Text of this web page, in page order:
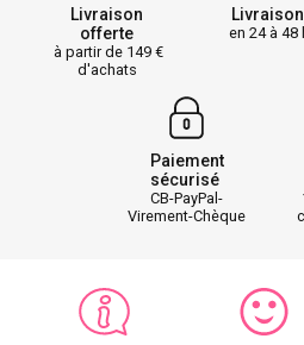
Livraison
offerte
à partir de 149
d'achats
Livraison
en 24 à 48
Paiement
sécurisé
CB-PayPal-
Virement-Chèque